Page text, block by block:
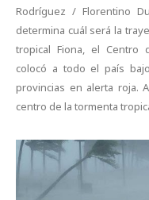
Rodríguez / Florentino
determina cuál será la
tropical Fiona, el Centro
colocó a todo el país
provincias en alerta roja.
centro de la tormenta